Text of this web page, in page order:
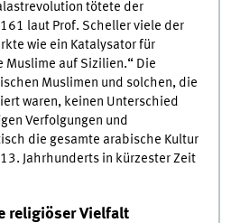
tötete der
laut Prof. Scheller viele der
wie ein Katalysator für
Muslime auf Sizilien.“ Die
Muslimen und solchen, die
waren, keinen Unterschied
Verfolgungen und
die gesamte arabische Kultur
Jahrhunderts in kürzester Zeit
religiöser Vielfalt